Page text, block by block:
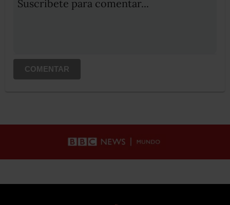
Suscribete para comentar...
COMENTAR